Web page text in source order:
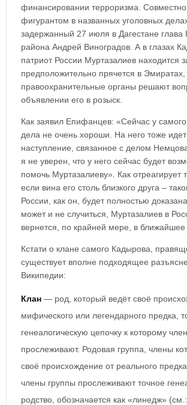
финансировании терроризма.
фигурантом в названных уголовных
задержанный 27 июля в Дагестане глава
района Андрей Виноградов. А в глазах
патриот России Муртазалиев находится
предположительно прячется в Эмиратах,
правоохранительные органы решают
объявлении его в розыск.
Как заявил Епифанцев: «Сейчас у
дела не очень хороши. На него тоже
наступление, связанное с делом
я не уверен, что у него сейчас будет
помочь Муртазалиеву». Как отреагирует
если вина его столь близкого друга –
России, как он, будет полностью
может и не случиться, Муртазалиев в
вернется, по крайней мере, в ближайшее
Кстати о клане самого Кадырова,
существует вполне подходящее
Википедии:
Клан — род, который ведёт своё
мифического или легендарного предка,
генеалогическую цепочку к которому
прослеживают. Родовая группа, члены
своё происхождение от реального
члены группы прослеживают точное
родство, обозначается как «линедж»